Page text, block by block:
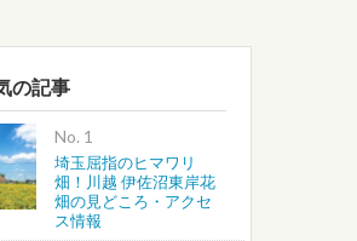
新座・朝霞・戸田・和光
蕨・草加・八潮・三郷
越谷・春日部・吉川・北葛飾
さいたま・川越・川口
の記事
No.
埼玉屈指のヒマワリ
畑！川越 伊佐沼東岸花
畑の見どころ・アクセ
ス情報